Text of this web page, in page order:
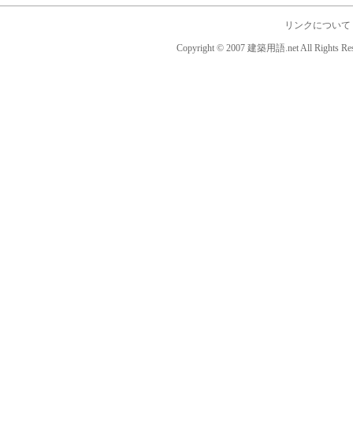
リンクについて
Copyright © 2007 建築用語.net All Rights